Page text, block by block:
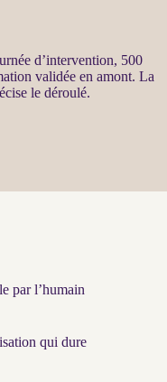
d’intervention, 500
validée en amont. La
le déroulé.
par l’humain
qui dure